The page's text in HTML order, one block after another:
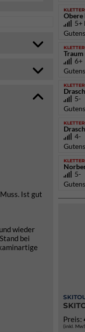
Ist gut
wieder
bei
Obere
5+
Preis:
(inkl.